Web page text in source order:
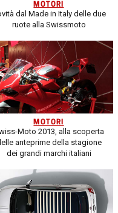
MOTORI
dal Made in Italy delle due
ruote alla Swissmoto
MOTORI
Moto 2013, alla scoperta
anteprime della stagione
dei grandi marchi italiani